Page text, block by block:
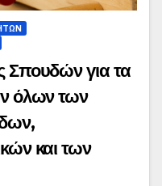
Σπουδών για τα
όλων των
και των